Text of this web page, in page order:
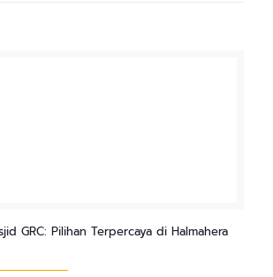
GRC: Pilihan Terpercaya di Halmahera